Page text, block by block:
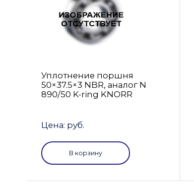
Уплотнение поршня
50×37.5×3 NBR, аналог N
890/50 K-ring KNORR
Цена: руб.
В корзину